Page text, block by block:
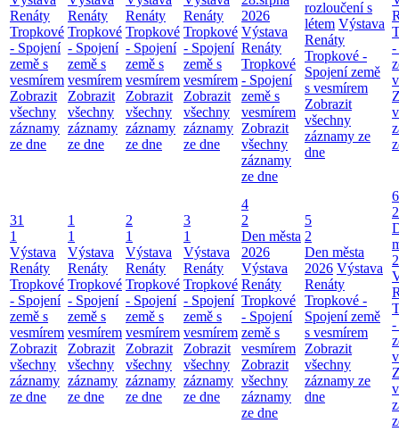
Renáty
Tropkové
- Spojení
země s
vesmírem
Zobrazit
všechny
záznamy
ze dne
Renáty
Tropkové
- Spojení
země s
vesmírem
Zobrazit
všechny
záznamy
ze dne
Renáty
Tropkové
- Spojení
země s
vesmírem
Zobrazit
všechny
záznamy
ze dne
Renáty
Tropkové
- Spojení
země s
vesmírem
Zobrazit
všechny
záznamy
ze dne
2026
Výstava
Renáty
Tropkové
- Spojení
země s
vesmírem
Zobrazit
všechny
záznamy
ze dne
rozloučení s
létem Výstava
Renáty
Tropkové -
Spojení země
s vesmírem
Zobrazit
všechny
záznamy ze
dne
-
31
1
Výstava
Renáty
Tropkové
- Spojení
země s
vesmírem
Zobrazit
všechny
záznamy
ze dne
1
1
Výstava
Renáty
Tropkové
- Spojení
země s
vesmírem
Zobrazit
všechny
záznamy
ze dne
2
1
Výstava
Renáty
Tropkové
- Spojení
země s
vesmírem
Zobrazit
všechny
záznamy
ze dne
3
1
Výstava
Renáty
Tropkové
- Spojení
země s
vesmírem
Zobrazit
všechny
záznamy
ze dne
4
2
Den města
2026
Výstava
Renáty
Tropkové
- Spojení
země s
vesmírem
Zobrazit
všechny
záznamy
ze dne
5
2
Den města
2026 Výstava
Renáty
Tropkové -
Spojení země
s vesmírem
Zobrazit
všechny
záznamy ze
dne
6
2
-